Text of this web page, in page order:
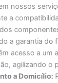
nossos
a
a garantia do
acesso a um
agilizando o
a Domicílio: